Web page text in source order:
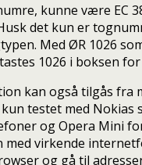
kunne være EC
det kun er
Med ØR 1026
tastes 1026 i boksen
kan også tilgås fra
testet med Nokias
og Opera Mini
med virkende
og gå til